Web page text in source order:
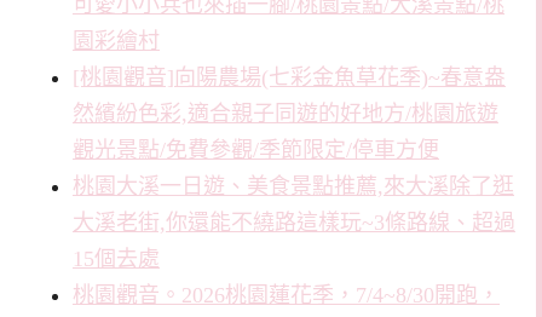
園彩繪村
[桃園觀音]向陽農場(七彩金魚草花季)~春意盎
然繽紛色彩,適合親子同遊的好地方/桃園旅遊
觀光景點/免費參觀/季節限定/停車方便
桃園大溪一日遊、美食景點推薦,來大溪除了逛
大溪老街,你還能不繞路這樣玩~3條路線、超過
15個去處
桃園觀音。2026桃園蓮花季，7/4~8/30開跑，